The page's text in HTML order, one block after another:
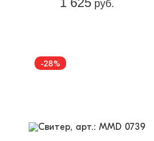
руб.
-28%